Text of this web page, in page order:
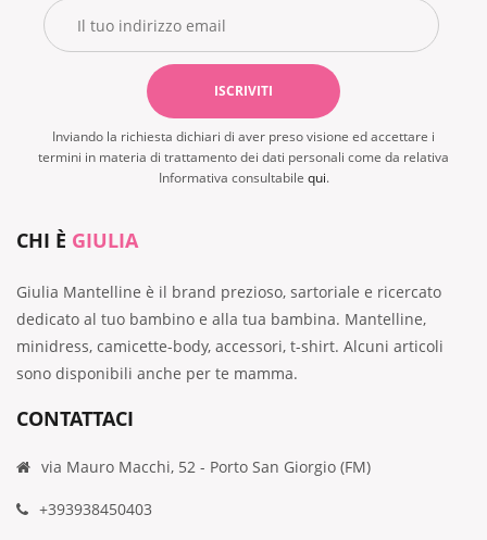
Inviando la richiesta dichiari di aver preso visione ed accettare i
termini in materia di trattamento dei dati personali come da relativa
Informativa consultabile qui.
CHI È GIULIA
Giulia Mantelline è il brand prezioso, sartoriale e ricercato
dedicato al tuo bambino e alla tua bambina. Mantelline,
minidress, camicette-body, accessori, t-shirt. Alcuni articoli
sono disponibili anche per te mamma.
CONTATTACI
via Mauro Macchi, 52 - Porto San Giorgio (FM)
+393938450403